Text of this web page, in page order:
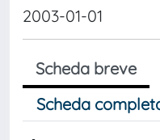
2003-01-01
Scheda breve
Scheda